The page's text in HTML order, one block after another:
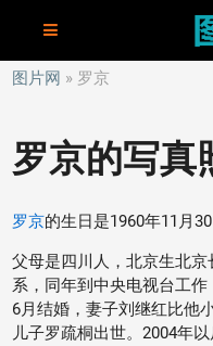
图片网
罗京
罗京的写真
罗京的生日是1960年11月
父母是四川人，北京生北
系，同年到中央电视台工
6月结婚，妻子刘继红比他
儿子罗疏桐出世。2004年